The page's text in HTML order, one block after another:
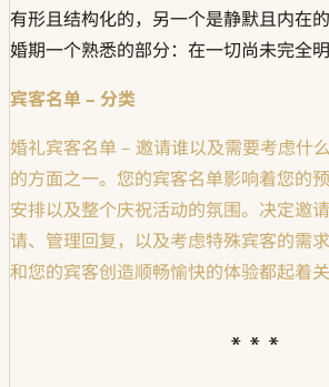
有形且结构化的，另一个是静默且内在
婚期一个熟悉的部分：在一切尚未完全
宾客名单 – 分类
婚礼宾客名单 – 邀请谁以及需要考虑什
的方面之一。您的宾客名单影响着您的
安排以及整个庆祝活动的氛围。决定邀
请、管理回复，以及考虑特殊宾客的需
和您的宾客创造顺畅愉快的体验都起着关